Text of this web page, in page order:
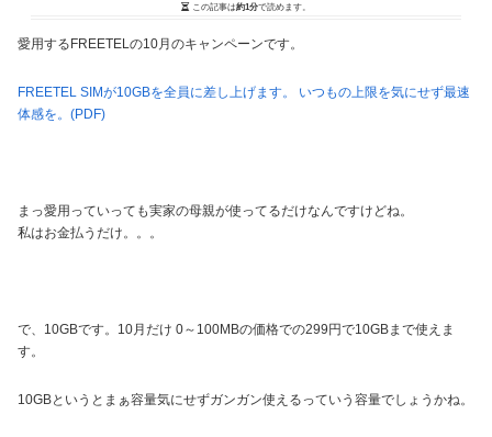
この記事は約1分で読めます。
愛用するFREETELの10月のキャンペーンです。
FREETEL SIMが10GBを全員に差し上げます。 いつもの上限を気にせず最速
体感を。(PDF)
まっ愛用っていっても実家の母親が使ってるだけなんですけどね。
私はお金払うだけ。。。
で、10GBです。10月だけ 0～100MBの価格での299円で10GBまで使えま
す。
10GBというとまぁ容量気にせずガンガン使えるっていう容量でしょうかね。